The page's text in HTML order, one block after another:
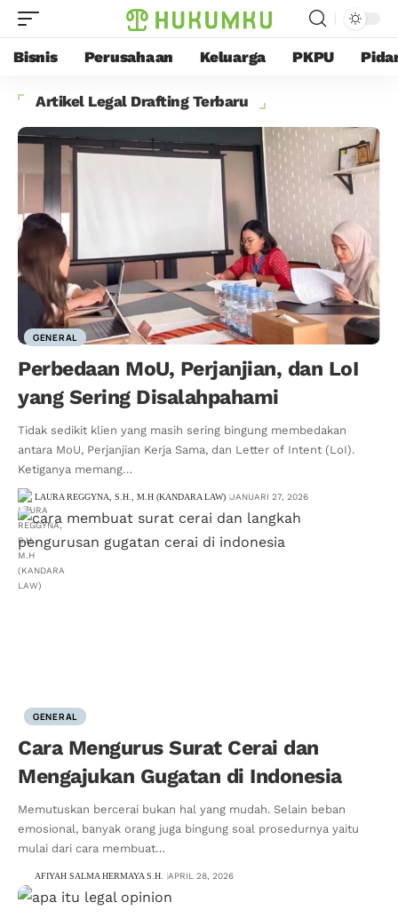
Bisnis Perusahaan Keluarga PKPU
Artikel Legal Drafting Terbaru
GENERAL
Perbedaan MoU, Perjanjian, dan LoI
yang Sering Disalahpahami
Tidak sedikit klien yang masih sering bingung membedakan
antara MoU, Perjanjian Kerja Sama, dan Letter of Intent (LoI).
Ketiganya memang…
LAURA REGGYNA, S.H., M.H (KANDARA LAW) JANUARI 27, 2026
GENERAL
Cara Mengurus Surat Cerai dan
Mengajukan Gugatan di Indonesia
Memutuskan bercerai bukan hal yang mudah. Selain beban
emosional, banyak orang juga bingung soal prosedurnya yaitu
mulai dari cara membuat…
AFIYAH SALMA HERMAYA S.H. APRIL 28, 2026